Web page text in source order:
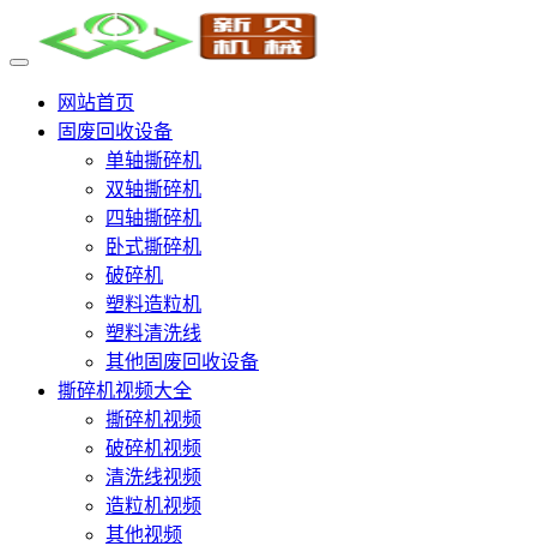
网站首页
固废回收设备
单轴撕碎机
双轴撕碎机
四轴撕碎机
卧式撕碎机
破碎机
塑料造粒机
塑料清洗线
其他固废回收设备
撕碎机视频大全
撕碎机视频
破碎机视频
清洗线视频
造粒机视频
其他视频